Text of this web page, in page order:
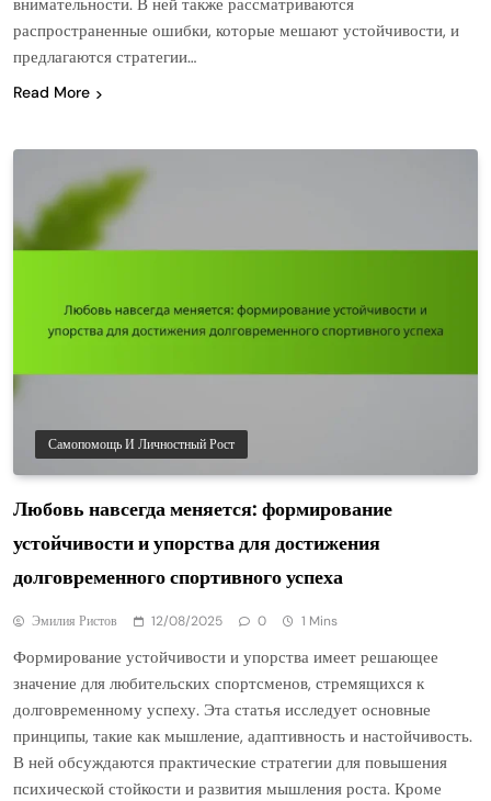
внимательности. В ней также рассматриваются
распространенные ошибки, которые мешают устойчивости, и
предлагаются стратегии…
Read More
Самопомощь И Личностный Рост
Любовь навсегда меняется: формирование
устойчивости и упорства для достижения
долговременного спортивного успеха
Эмилия Ристов 12/08/2025 0 1 Mins
Формирование устойчивости и упорства имеет решающее
значение для любительских спортсменов, стремящихся к
долговременному успеху. Эта статья исследует основные
принципы, такие как мышление, адаптивность и настойчивость.
В ней обсуждаются практические стратегии для повышения
психической стойкости и развития мышления роста. Кроме